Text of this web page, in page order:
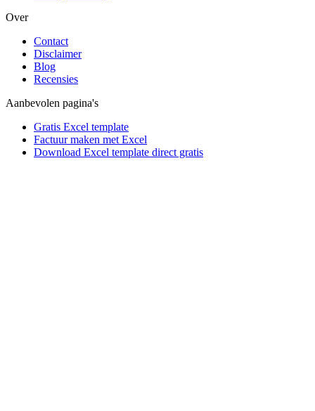
Over
Contact
Disclaimer
Blog
Recensies
Aanbevolen pagina's
Gratis Excel template
Factuur maken met Excel
Download Excel template direct gratis